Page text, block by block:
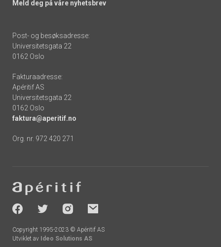
Meld deg på våre nyhetsbrev
Post- og besøksadresse:
Universitetsgata 22
0162 Oslo
Fakturaadresse:
Apéritif AS
Universitetsgata 22
0162 Oslo
faktura@aperitif.no
Org. nr. 972 420 271
-
socials
Copyright 1995-2023 © Apéritif AS
Utviklet av Ideo Solutions AS